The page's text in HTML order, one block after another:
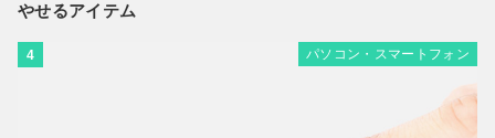
やせるアイテム
4 パソコン・スマートフォン